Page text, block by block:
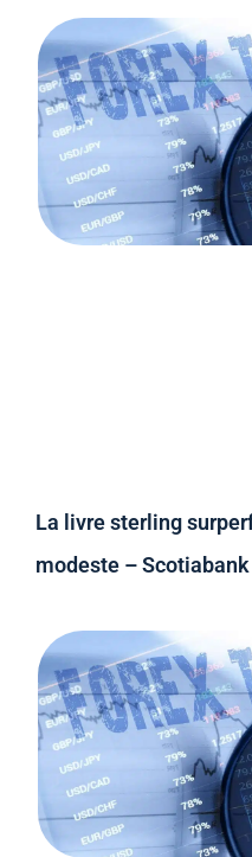
La livre sterling
modeste – Scotiabank